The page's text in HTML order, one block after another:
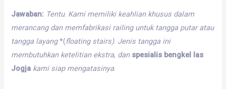
Jawaban: Tentu. Kami memiliki keahlian khusus dalam
merancang dan memfabrikasi railing untuk tangga putar atau
tangga layang*(floating stairs). Jenis tangga ini
membutuhkan ketelitian ekstra, dan spesialis bengkel las
Jogja kami siap mengatasinya.